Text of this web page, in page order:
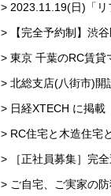
> 2023.11.19(日)「リ
> 【完全予約制】渋
> 東京 千葉のRC賃貸
> 北総支店(八街市)開
> 日経XTECH に掲載
> RC住宅と木造住宅
> ［正社員募集］完
> ご自宅、ご実家の